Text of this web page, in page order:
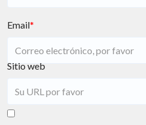
Email*
Sitio web